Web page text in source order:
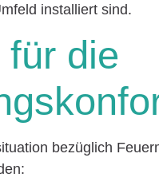
installiert sind.
die
bezüglich